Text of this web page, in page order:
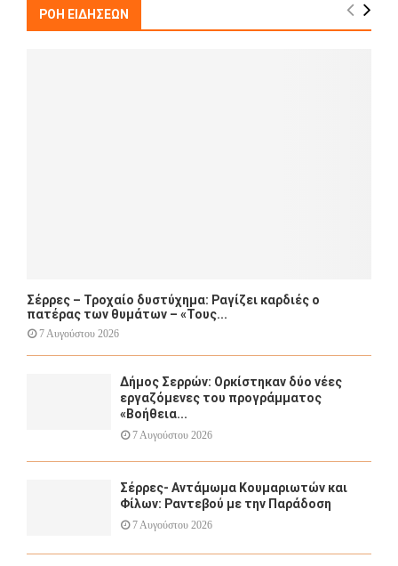
f
A
ΡΟΗ ΕΙΔΗΣΕΩΝ
Σέρρες – Τροχαίο δυστύχημα: Ραγίζει καρδιές ο
πατέρας των θυμάτων – «Τους...
7 Αυγούστου 2026
Δήμος Σερρών: Ορκίστηκαν δύο νέες
εργαζόμενες του προγράμματος
«Βοήθεια...
7 Αυγούστου 2026
Σέρρες- Αντάμωμα Κουμαριωτών και
Φίλων: Ραντεβού με την Παράδοση
7 Αυγούστου 2026